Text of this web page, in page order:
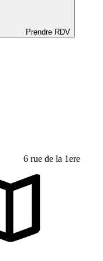
Prendre RDV
6 rue de la 1ere